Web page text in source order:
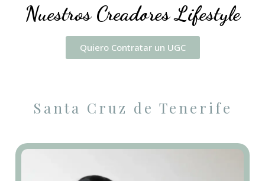
Nuestros Creadores Lifestyle
Quiero Contratar un UGC
Santa Cruz de Tenerife